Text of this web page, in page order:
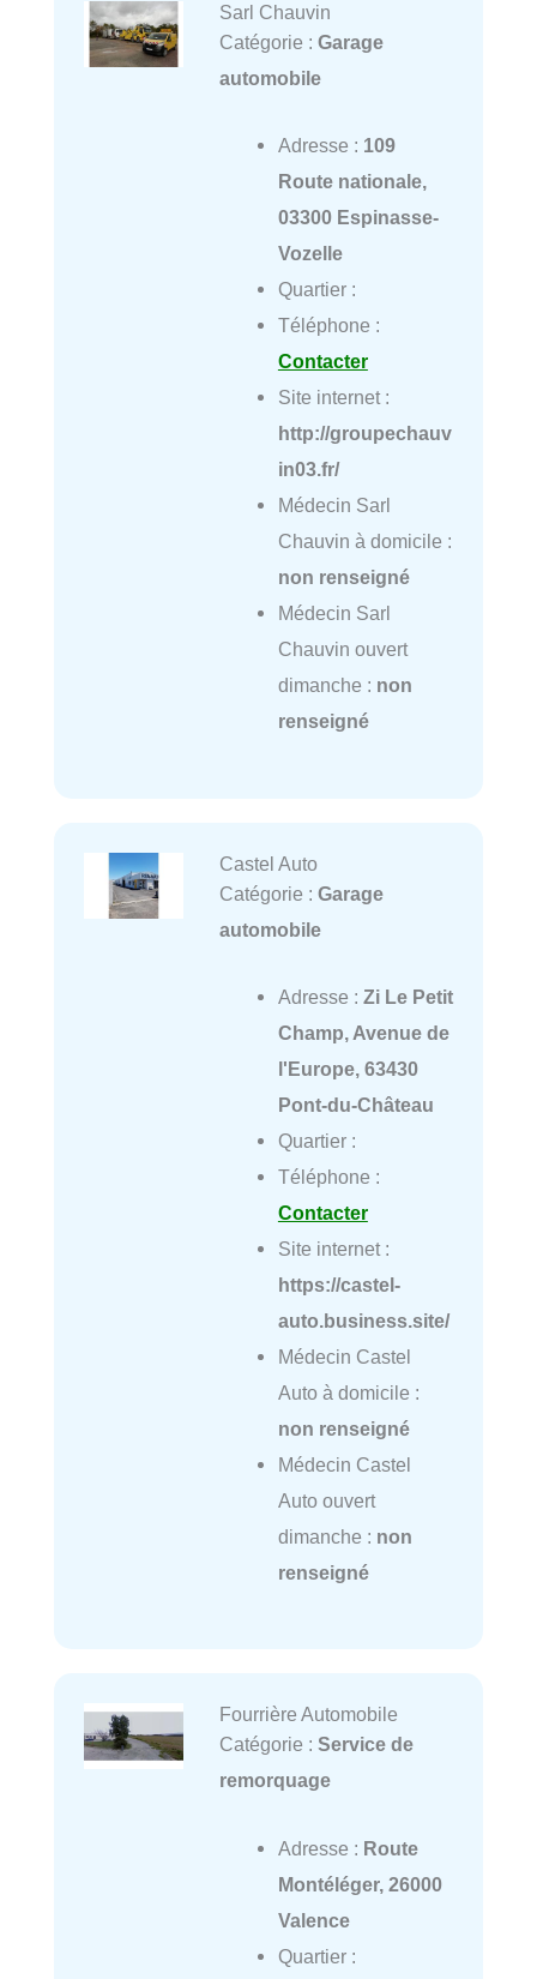
Sarl Chauvin
Catégorie : Garage
automobile
Adresse : 109
Route nationale,
03300 Espinasse-
Vozelle
Quartier :
Téléphone :
Contacter
Site internet :
http://groupechauv
in03.fr/
Médecin Sarl
Chauvin à domicile :
non renseigné
Médecin Sarl
Chauvin ouvert
dimanche : non
renseigné
Castel Auto
Catégorie : Garage
automobile
Adresse : Zi Le Petit
Champ, Avenue de
l'Europe, 63430
Pont-du-Château
Quartier :
Téléphone :
Contacter
Site internet :
https://castel-
auto.business.site/
Médecin Castel
Auto à domicile :
non renseigné
Médecin Castel
Auto ouvert
dimanche : non
renseigné
Fourrière Automobile
Catégorie : Service de
remorquage
Adresse : Route
Montéléger, 26000
Valence
Quartier :